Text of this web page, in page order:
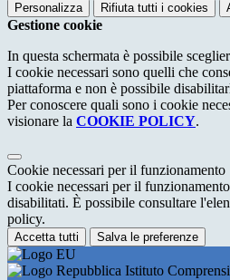
Personalizza Rifiuta tutti i cookies
Gestione cookie
In questa schermata è possibile
I cookie necessari sono quelli che
piattaforma e non è possibile
Per conoscere quali sono i cookie
visionare la COOKIE POLICY.
Cookie necessari per il funzionamento
I cookie necessari per il
disabilitati. È possibile consultare
policy.
Accetta tutti Salva le preferenze
Istituto